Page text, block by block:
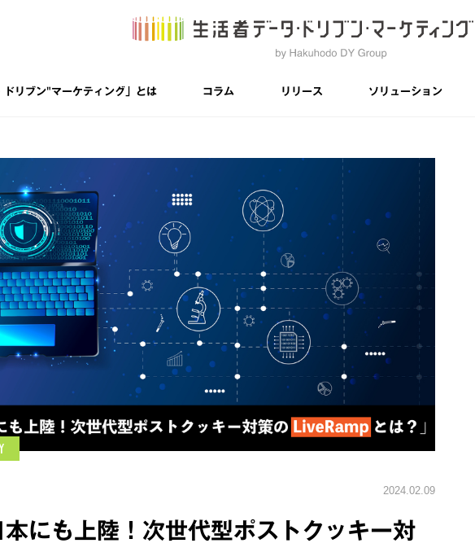
ドリブン"マーケティング」とは コラム リリース ソリューション
2024.02.09
本にも上陸！次世代型ポストクッキー対